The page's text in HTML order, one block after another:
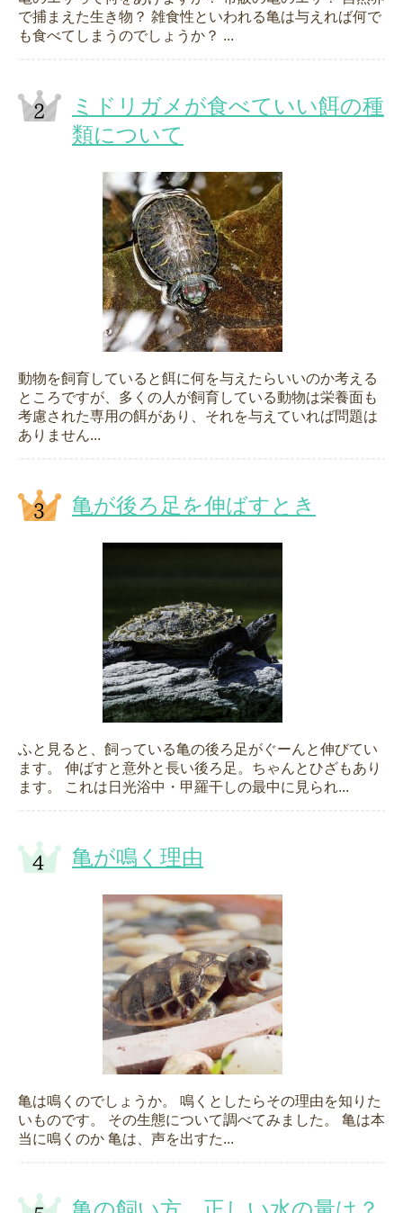
で捕まえた生き物？ 雑食性といわれる亀は与えれば何で
も食べてしまうのでしょうか？ ...
ミドリガメが食べていい餌の種
類について
動物を飼育していると餌に何を与えたらいいのか考える
ところですが、多くの人が飼育している動物は栄養面も
考慮された専用の餌があり、それを与えていれば問題は
ありません...
亀が後ろ足を伸ばすとき
ふと見ると、飼っている亀の後ろ足がぐーんと伸びてい
ます。 伸ばすと意外と長い後ろ足。ちゃんとひざもあり
ます。 これは日光浴中・甲羅干しの最中に見られ...
亀が鳴く理由
亀は鳴くのでしょうか。 鳴くとしたらその理由を知りた
いものです。 その生態について調べてみました。 亀は本
当に鳴くのか 亀は、声を出すた...